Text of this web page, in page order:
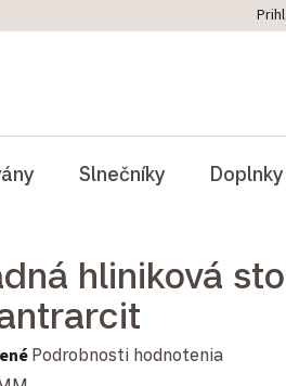
Slnečníky Doplnky
hliniková
produktu je 0,0 z 5
Podrobnosti hodnotenia